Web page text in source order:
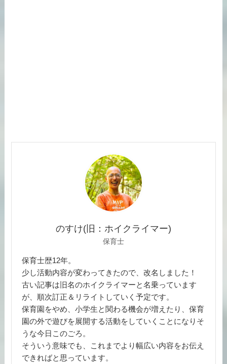
のすけ(旧：ホイクライマー)
保育士
保育士歴12年。
少し活動内容が変わってきたので、改名しました！
古い記事は旧名のホイクライマーと名乗っています
が、順次訂正＆リライトしていく予定です。
保育園をやめ、小学生と関わる機会が増えたり、保育
園の外で遊びを展開する活動をしていくことになりそ
うな今日このごろ。
そういう意味でも、これまでより幅広い内容をお伝え
できればと思っています。